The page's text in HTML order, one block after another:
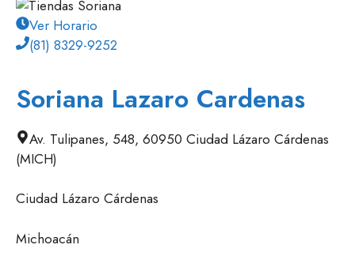
Ver Horario
(81) 8329-9252
Soriana Lazaro Cardenas
Av. Tulipanes, 548, 60950 Ciudad Lázaro Cárdenas
(MICH)
Ciudad Lázaro Cárdenas
Michoacán